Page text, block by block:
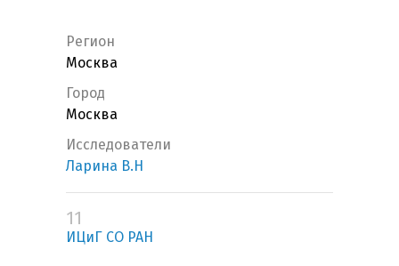
Регион
Москва
Город
Москва
Исследователи
Ларина В.Н
11
ИЦиГ СО РАН